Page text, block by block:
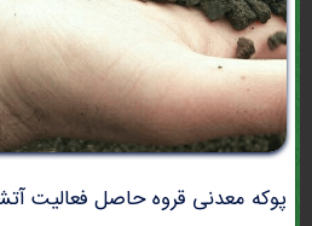
پوکه معدنی قروه حاصل فعالیت